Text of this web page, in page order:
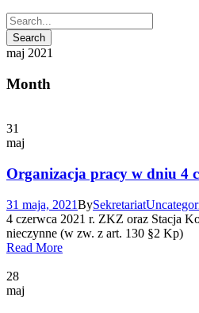
maj 2021
Month
31
maj
Organizacja pracy w dniu 4
31 maja, 2021BySekretariat
4 czerwca 2021 r. ZKZ oraz Stacja
nieczynne (w zw. z art. 130 §2 Kp)
Read More
28
maj